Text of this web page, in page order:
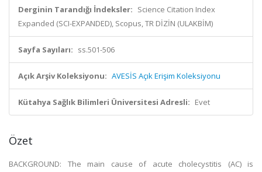
Derginin Tarandığı İndeksler: Science Citation Index
Expanded (SCI-EXPANDED), Scopus, TR DİZİN (ULAKBİM)
Sayfa Sayıları: ss.501-506
Açık Arşiv Koleksiyonu: AVESİS Açık Erişim Koleksiyonu
Kütahya Sağlık Bilimleri Üniversitesi Adresli: Evet
Özet
BACKGROUND: The main cause of acute cholecystitis (AC) is